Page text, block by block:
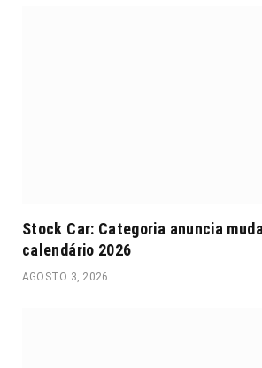
Stock Car: Categoria anuncia
calendário 2026
AGOSTO 3, 2026